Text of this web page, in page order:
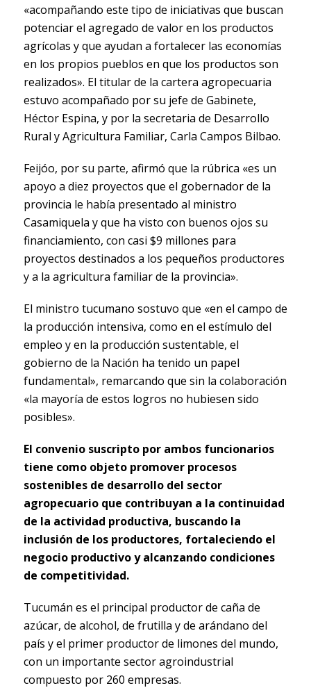
«acompañando este tipo de iniciativas que buscan
potenciar el agregado de valor en los productos
agrícolas y que ayudan a fortalecer las economías
en los propios pueblos en que los productos son
realizados». El titular de la cartera agropecuaria
estuvo acompañado por su jefe de Gabinete,
Héctor Espina, y por la secretaria de Desarrollo
Rural y Agricultura Familiar, Carla Campos Bilbao.
Feijóo, por su parte, afirmó que la rúbrica «es un
apoyo a diez proyectos que el gobernador de la
provincia le había presentado al ministro
Casamiquela y que ha visto con buenos ojos su
financiamiento, con casi $9 millones para
proyectos destinados a los pequeños productores
y a la agricultura familiar de la provincia».
El ministro tucumano sostuvo que «en el campo de
la producción intensiva, como en el estímulo del
empleo y en la producción sustentable, el
gobierno de la Nación ha tenido un papel
fundamental», remarcando que sin la colaboración
«la mayoría de estos logros no hubiesen sido
posibles».
El convenio suscripto por ambos funcionarios
tiene como objeto promover procesos
sostenibles de desarrollo del sector
agropecuario que contribuyan a la continuidad
de la actividad productiva, buscando la
inclusión de los productores, fortaleciendo el
negocio productivo y alcanzando condiciones
de competitividad.
Tucumán es el principal productor de caña de
azúcar, de alcohol, de frutilla y de arándano del
país y el primer productor de limones del mundo,
con un importante sector agroindustrial
compuesto por 260 empresas.